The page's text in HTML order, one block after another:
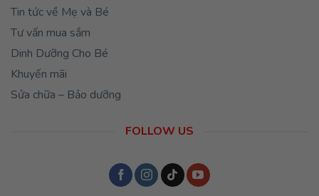
Tin tức về Mẹ và Bé
Tư vấn mua sắm
Dinh Dưỡng Cho Bé
Khuyến mãi
Sửa chữa – Bảo dưỡng
FOLLOW US